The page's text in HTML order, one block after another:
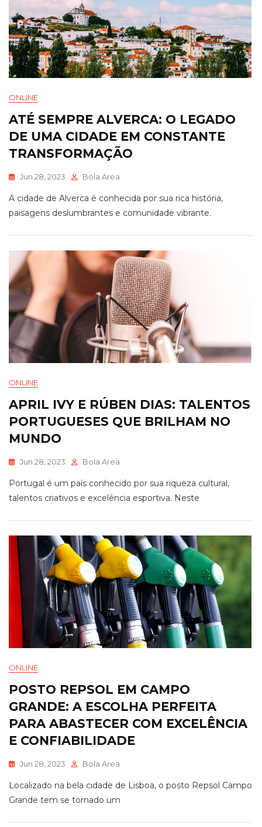
ONLINE
ATÉ SEMPRE ALVERCA: O LEGADO
DE UMA CIDADE EM CONSTANTE
TRANSFORMAÇÃO
Jun 28, 2023 Bola Area
A cidade de Alverca é conhecida por sua rica história,
paisagens deslumbrantes e comunidade vibrante.
ONLINE
APRIL IVY E RÚBEN DIAS: TALENTOS
PORTUGUESES QUE BRILHAM NO
MUNDO
Jun 28, 2023 Bola Area
Portugal é um país conhecido por sua riqueza cultural,
talentos criativos e excelência esportiva. Neste
ONLINE
POSTO REPSOL EM CAMPO
GRANDE: A ESCOLHA PERFEITA
PARA ABASTECER COM EXCELÊNCIA
E CONFIABILIDADE
Jun 28, 2023 Bola Area
Localizado na bela cidade de Lisboa, o posto Repsol Campo
Grande tem se tornado um